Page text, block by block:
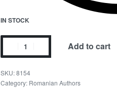
IN STOCK
Add to cart
8154
Category: Romanian Authors